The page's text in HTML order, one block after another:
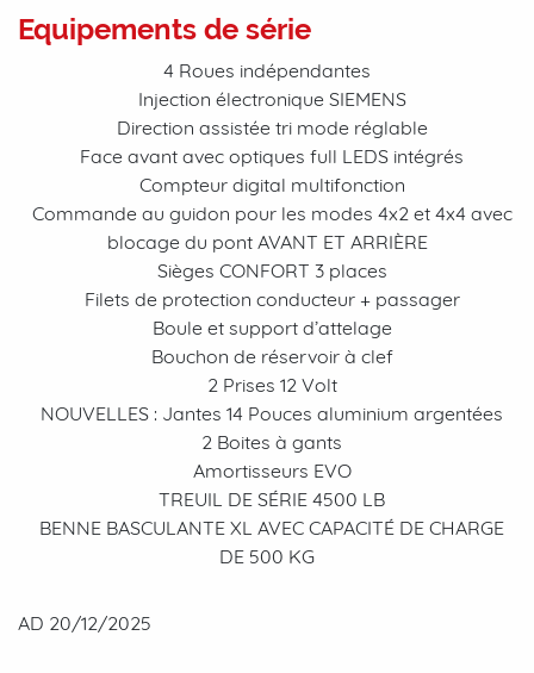
Equipements de série
4 Roues indépendantes
Injection électronique SIEMENS
Direction assistée tri mode réglable
Face avant avec optiques full LEDS intégrés
Compteur digital multifonction
Commande au guidon pour les modes 4x2 et 4x4 avec
blocage du pont AVANT ET ARRIÈRE
Sièges CONFORT 3 places
Filets de protection conducteur + passager
Boule et support d’attelage
Bouchon de réservoir à clef
2 Prises 12 Volt
NOUVELLES : Jantes 14 Pouces aluminium argentées
2 Boites à gants
Amortisseurs EVO
TREUIL DE SÉRIE 4500 LB
BENNE BASCULANTE XL AVEC CAPACITÉ DE CHARGE
DE 500 KG
AD 20/12/2025